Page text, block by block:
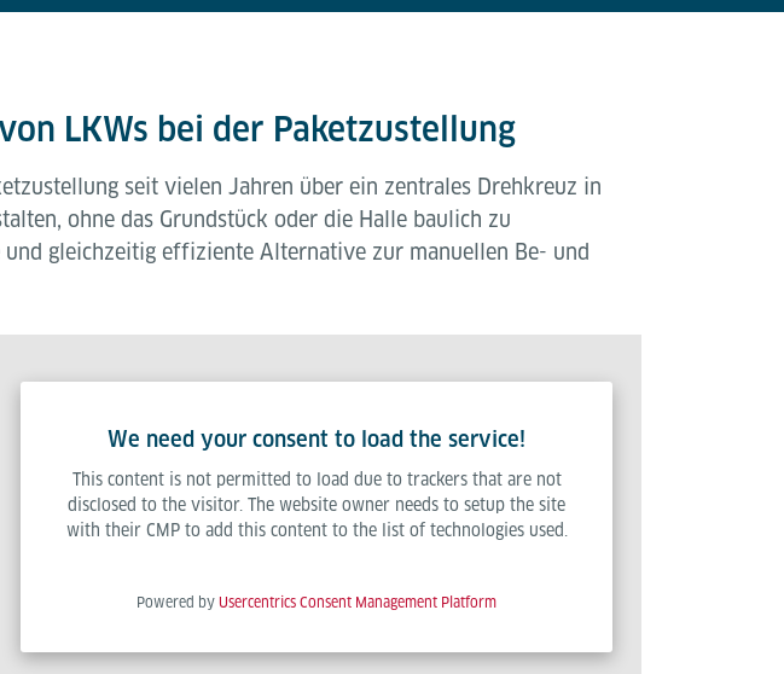
LKWs bei der Paketzustellung
seit vielen Jahren über ein zentrales Drehkreuz in
ohne das Grundstück oder die Halle baulich zu
gleichzeitig effiziente Alternative zur manuellen Be- und
We need your consent to load the service!
This content is not permitted to load due to trackers that are not
disclosed to the visitor. The website owner needs to setup the site
with their CMP to add this content to the list of technologies used.
Powered by Usercentrics Consent Management Platform